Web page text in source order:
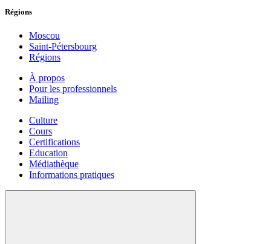
Régions
Moscou
Saint-Pétersbourg
Régions
À propos
Pour les professionnels
Mailing
Culture
Cours
Certifications
Education
Médiathèque
Informations pratiques